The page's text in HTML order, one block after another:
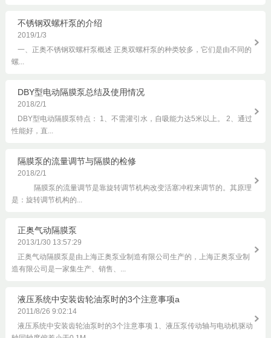
不锈钢双螺杆泵的介绍
2019/1/3
一、正奥不锈钢双螺杆泵概述 正奥双螺杆泵的种类较多，它们是由不同的
螺...
DBY型电动隔膜泵总结及使用情况
2018/2/1
DBY型电动隔膜泵特点： 1、不需灌引水，自吸能力达5米以上。 2、通过
性能好，直...
隔膜泵的流量调节与隔膜的检修
2018/2/1
隔膜泵的流量调节是靠旋转调节机构改变活塞冲程来调节的。其原理
是：旋转调节机构的...
正奥气动隔膜泵
2013/1/30 13:57:29
正奥气动隔膜泵是由上海正奥泵业制造有限公司生产的，上海正奥泵业制
造有限公司是一家集生产、销售、...
液压系统中安装齿轮油泵时的3个注意事项a
2011/8/26 9:02:14
液压系统中安装齿轮油泵时的3个注意事项 1、液压泵传动轴与电动机驱动